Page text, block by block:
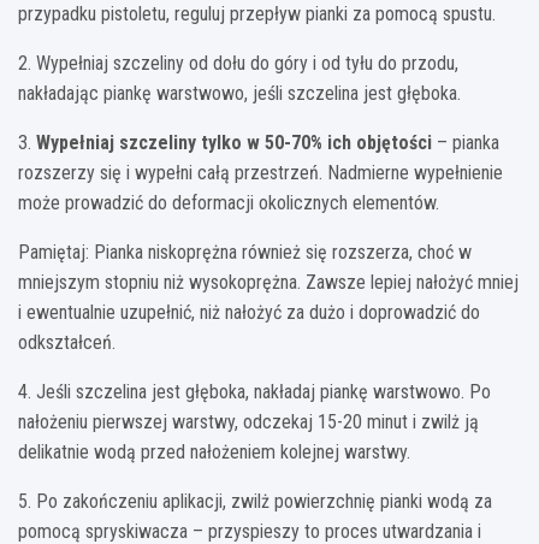
przypadku pistoletu, reguluj przepływ pianki za pomocą spustu.
2. Wypełniaj szczeliny od dołu do góry i od tyłu do przodu,
nakładając piankę warstwowo, jeśli szczelina jest głęboka.
3. Wypełniaj szczeliny tylko w 50-70% ich objętości – pianka
rozszerzy się i wypełni całą przestrzeń. Nadmierne wypełnienie
może prowadzić do deformacji okolicznych elementów.
Pamiętaj: Pianka niskoprężna również się rozszerza, choć w
mniejszym stopniu niż wysokoprężna. Zawsze lepiej nałożyć mniej
i ewentualnie uzupełnić, niż nałożyć za dużo i doprowadzić do
odkształceń.
4. Jeśli szczelina jest głęboka, nakładaj piankę warstwowo. Po
nałożeniu pierwszej warstwy, odczekaj 15-20 minut i zwilż ją
delikatnie wodą przed nałożeniem kolejnej warstwy.
5. Po zakończeniu aplikacji, zwilż powierzchnię pianki wodą za
pomocą spryskiwacza – przyspieszy to proces utwardzania i